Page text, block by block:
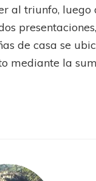
al triunfo, luego
de casa se
mediante la